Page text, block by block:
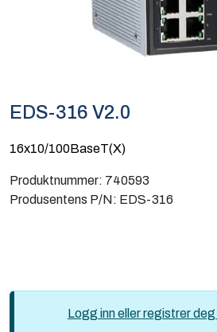
EDS-316 V2.0
16x10/100BaseT(X)
Produktnummer: 740593
Produsentens P/N: EDS-316
Logg inn eller registrer
Kurs og eventer
Infosenter